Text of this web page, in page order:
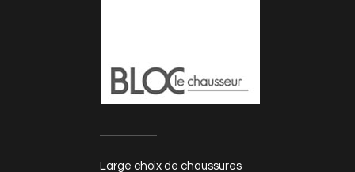
Large choix de chaussures